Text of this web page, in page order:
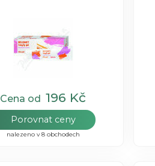
Cena od 196 Kč
Porovnat ceny
nalezeno v 8 obchodech